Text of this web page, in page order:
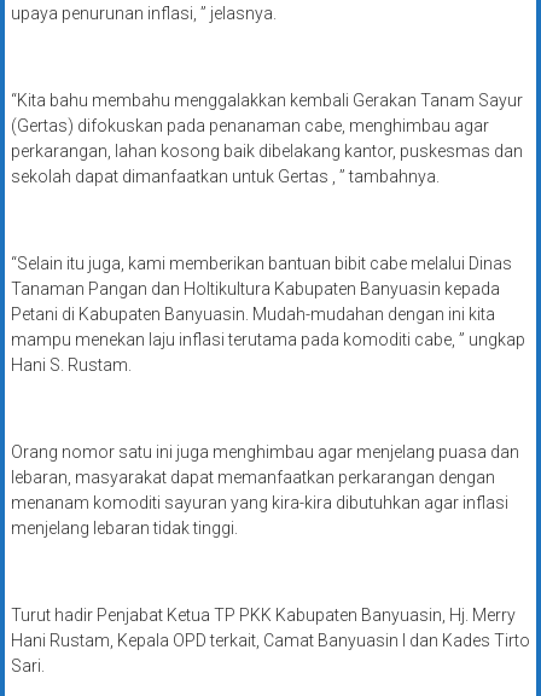
upaya penurunan inflasi, ” jelasnya.
“Kita bahu membahu menggalakkan kembali Gerakan Tanam Sayur
(Gertas) difokuskan pada penanaman cabe, menghimbau agar
perkarangan, lahan kosong baik dibelakang kantor, puskesmas dan
sekolah dapat dimanfaatkan untuk Gertas , ” tambahnya.
“Selain itu juga, kami memberikan bantuan bibit cabe melalui Dinas
Tanaman Pangan dan Holtikultura Kabupaten Banyuasin kepada
Petani di Kabupaten Banyuasin. Mudah-mudahan dengan ini kita
mampu menekan laju inflasi terutama pada komoditi cabe, ” ungkap
Hani S. Rustam.
Orang nomor satu ini juga menghimbau agar menjelang puasa dan
lebaran, masyarakat dapat memanfaatkan perkarangan dengan
menanam komoditi sayuran yang kira-kira dibutuhkan agar inflasi
menjelang lebaran tidak tinggi.
Turut hadir Penjabat Ketua TP PKK Kabupaten Banyuasin, Hj. Merry
Hani Rustam, Kepala OPD terkait, Camat Banyuasin I dan Kades Tirto
Sari.